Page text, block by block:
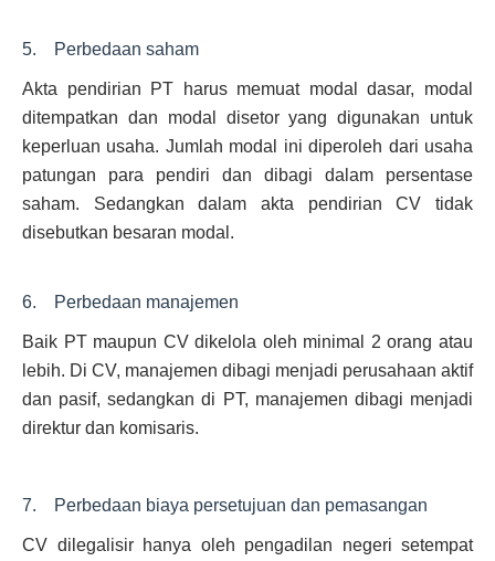
5. Perbedaan saham
Akta pendirian PT harus memuat modal dasar, modal
ditempatkan dan modal disetor yang digunakan untuk
keperluan usaha. Jumlah modal ini diperoleh dari usaha
patungan para pendiri dan dibagi dalam persentase
saham. Sedangkan dalam akta pendirian CV tidak
disebutkan besaran modal.
6. Perbedaan manajemen
Baik PT maupun CV dikelola oleh minimal 2 orang atau
lebih. Di CV, manajemen dibagi menjadi perusahaan aktif
dan pasif, sedangkan di PT, manajemen dibagi menjadi
direktur dan komisaris.
7. Perbedaan biaya persetujuan dan pemasangan
CV dilegalisir hanya oleh pengadilan negeri setempat